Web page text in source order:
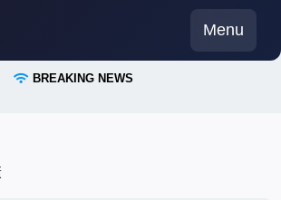
Menu
BREAKING NEWS